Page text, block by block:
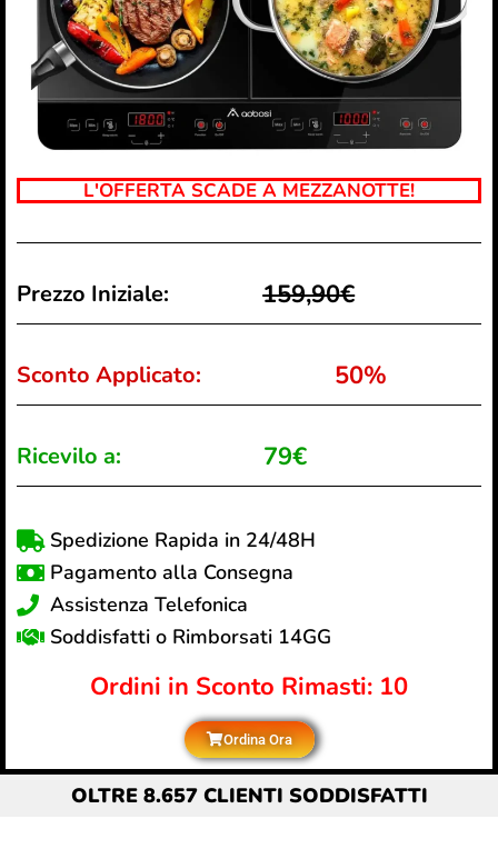
L'OFFERTA SCADE A MEZZANOTTE!
Prezzo Iniziale: 159,90€
Sconto Applicato: 50%
Ricevilo a: 79€
Spedizione Rapida in 24/48H
Pagamento alla Consegna
Assistenza Telefonica
Soddisfatti o Rimborsati 14GG
Ordini in Sconto Rimasti: 10
Ordina Ora
OLTRE 8.657 CLIENTI SODDISFATTI